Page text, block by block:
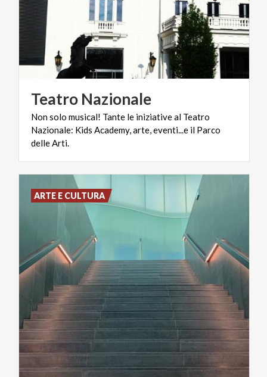
Teatro Nazionale
Non solo musical! Tante le iniziative al Teatro
Nazionale: Kids Academy, arte, eventi...e il Parco
delle Arti.
ARTE E CULTURA